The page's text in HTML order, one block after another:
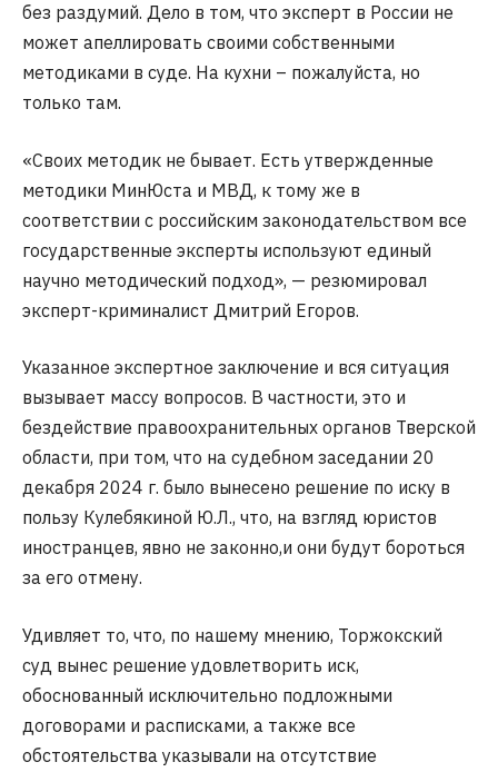
без раздумий. Дело в том, что эксперт в России не
может апеллировать своими собственными
методиками в суде. На кухни – пожалуйста, но
только там.
«Своих методик не бывает. Есть утвержденные
методики МинЮста и МВД, к тому же в
соответствии с российским законодательством все
государственные эксперты используют единый
научно методический подход», — резюмировал
эксперт-криминалист Дмитрий Егоров.
Указанное экспертное заключение и вся ситуация
вызывает массу вопросов. В частности, это и
бездействие правоохранительных органов Тверской
области, при том, что на судебном заседании 20
декабря 2024 г. было вынесено решение по иску в
пользу Кулебякиной Ю.Л., что, на взгляд юристов
иностранцев, явно не законно,и они будут бороться
за его отмену.
Удивляет то, что, по нашему мнению, Торжокский
суд вынес решение удовлетворить иск,
обоснованный исключительно подложными
договорами и расписками, а также все
обстоятельства указывали на отсутствие